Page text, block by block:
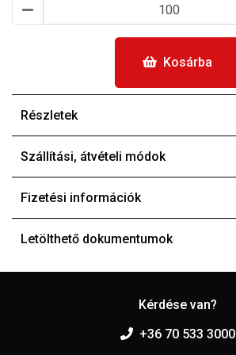
Kosárba
Részletek
Szállítási, átvételi módok
Fizetési információk
Letölthető dokumentumok
Kérdése van?
+36 70 533 3000